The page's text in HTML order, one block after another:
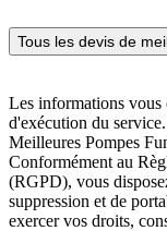
Tous les devis de
Les informations vous
d'exécution du
Meilleures Pompes
Conformément au
(RGPD), vous
suppression et de
exercer vos droits,